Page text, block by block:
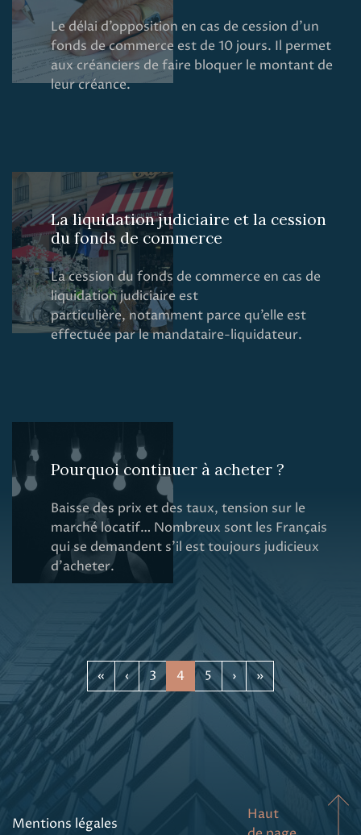
Le délai d’opposition en cas de cession d’un
fonds de commerce est de 10 jours. Il permet
aux créanciers de faire bloquer le montant de
leur créance.
La liquidation judiciaire et la cession
du fonds de commerce
La cession du fonds de commerce en cas de
liquidation judiciaire est
particulière, notamment parce qu’elle est
effectuée par le mandataire-liquidateur.
Pourquoi continuer à acheter ?
Baisse des prix et des taux, tension sur le
marché locatif… Nombreux sont les Français
qui se demandent s’il est toujours judicieux
d’acheter.
« ‹ 3 4 5 › »
Mentions légales
Haut